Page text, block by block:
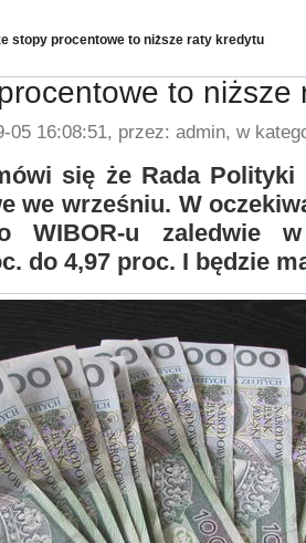
stopy procentowe to niższe raty kredytu
to niższe
05 16:08:51, przez: admin, w
się że Rada Polityki
we wrześniu. W
WIBOR-u zaledwie
do 4,97 proc. I będzie